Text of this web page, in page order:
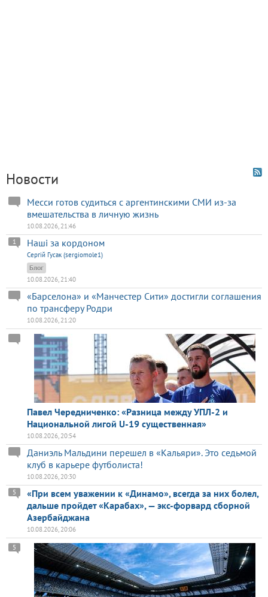
Новости
Месси готов судиться с аргентинскими СМИ из-за
вмешательства в личную жизнь
10.08.2026, 21:46
Наші за кордоном
1
Сергій Гусак (sergiomole1)
Блог
10.08.2026, 21:40
«Барселона» и «Манчестер Сити» достигли соглашения
по трансферу Родри
10.08.2026, 21:20
Павел Чередниченко: «Разница между УПЛ-2 и
Национальной лигой U-19 существенная»
10.08.2026, 20:54
Даниэль Мальдини перешел в «Кальяри». Это седьмой
клуб в карьере футболиста!
10.08.2026, 20:30
«При всем уважении к «Динамо», всегда за них болел,
дальше пройдет «Карабах», — экс-форвард сборной
Азербайджана
5
10.08.2026, 20:06
5